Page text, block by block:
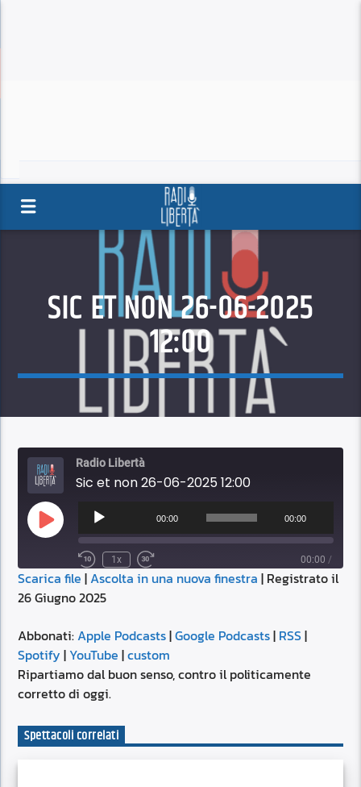
SIC ET NON 26-06-2025
12:00
Radio Libertà
Sic et non 26-06-2025 12:00
Play
Episode
Audio
Player
00:00 00:00
1x 00:00 /
SUBSCRIBE SHARE
Apple Podcasts
YouTube
RSS FEED
SHARE
LINK
EMBED
Scarica file |Ascolta in una nuova finestra | Registrato il
26 Giugno 2025
Abbonati:Apple Podcasts|Google Podcasts| RSS|
Spotify | YouTube |custom
Ripartiamo dal buon senso, contro il politicamente
corretto di oggi.
Spettacoli correlati